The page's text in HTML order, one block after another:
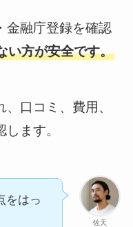
金融庁登録を確認
い方が安全です。
口コミ、費用、
ます。
佐天
をはっ